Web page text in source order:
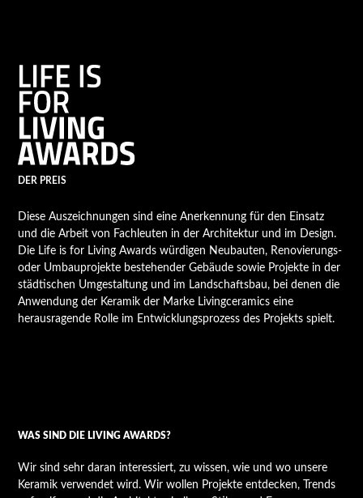
DER PREIS
Diese Auszeichnungen sind eine Anerkennung für den Einsatz
und die Arbeit von Fachleuten in der Architektur und im Design.
Die Life is for Living Awards würdigen Neubauten, Renovierungs-
oder Umbauprojekte bestehender Gebäude sowie Projekte in der
städtischen Umgestaltung und im Landschaftsbau, bei denen die
Anwendung der Keramik der Marke Livingceramics eine
herausragende Rolle im Entwicklungsprozess des Projekts spielt.
WAS SIND DIE LIVING AWARDS?
Wir sind sehr daran interessiert, zu wissen, wie und wo unsere
Keramik verwendet wird. Wir wollen Projekte entdecken, Trends